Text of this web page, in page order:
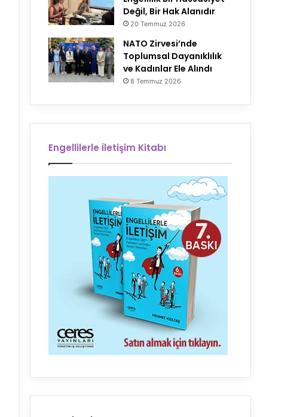
Değil, Bir Hak Alanıdır
20 Temmuz 2026
NATO Zirvesi’nde
Toplumsal Dayanıklılık
ve Kadınlar Ele Alındı
8 Temmuz 2026
Engellilerle İletişim Kitabı